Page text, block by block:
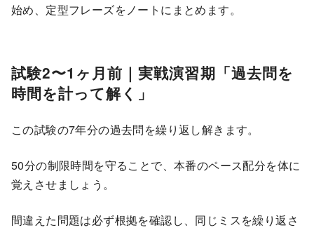
始め、定型フレーズをノートにまとめます。
試験2〜1ヶ月前｜実戦演習期「過去問を
時間を計って解く」
この試験の7年分の過去問を繰り返し解きます。
50分の制限時間を守ることで、本番のペース配分を体に
覚えさせましょう。
間違えた問題は必ず根拠を確認し、同じミスを繰り返さ